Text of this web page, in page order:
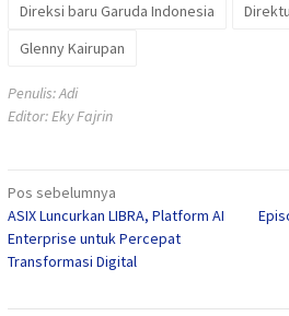
Direksi baru Garuda Indonesia
Glenny Kairupan
Penulis: Adi
Editor: Eky Fajrin
Navigasi
pos
Pos sebelumnya
ASIX Luncurkan LIBRA, Platform AI
Enterprise untuk Percepat
Transformasi Digital